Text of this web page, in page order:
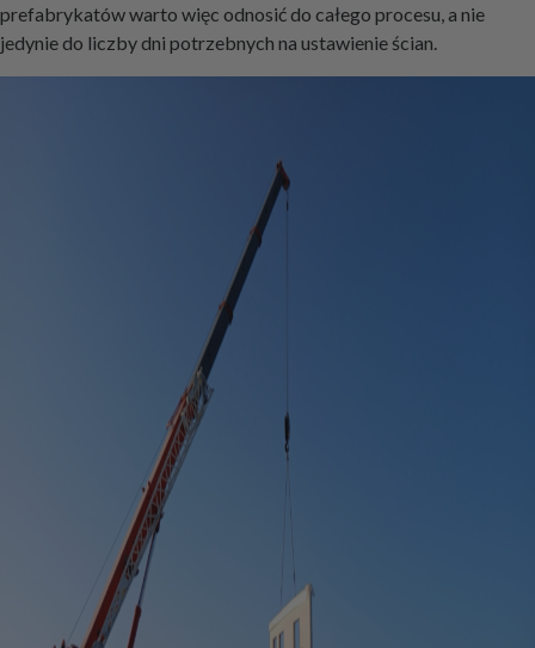
prefabrykatów warto więc odnosić do całego procesu, a nie
jedynie do liczby dni potrzebnych na ustawienie ścian.